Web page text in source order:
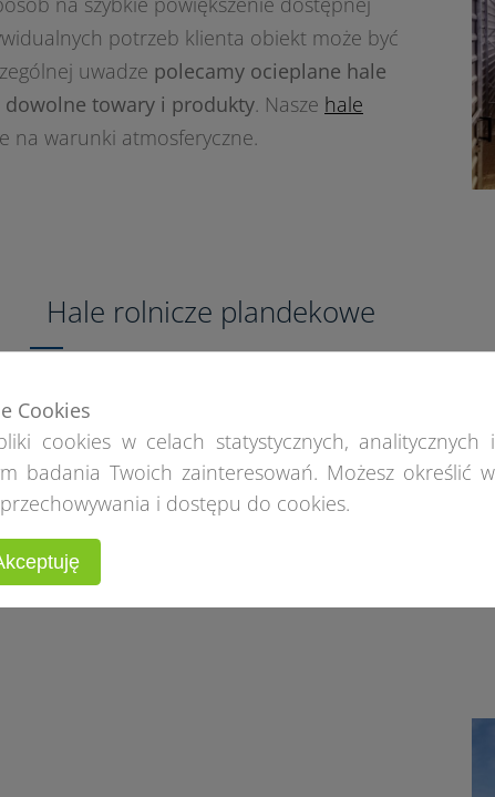
potrzeb klienta obiekt może być
uwadze polecamy ocieplane hale
dowolne towary i produkty. Nasze hale
na warunki atmosferyczne.
Hale rolnicze plandekowe
Plandekowe
są uniwersalnym
gospodarstwie. Dopasowane do indywidualnych
jako obiekty do przechowywania zboża, słomy
zwierząt hodowlanych. Wszystkim
rolnikom
zamontujemy we wskazanym przez Ciebie miejscu.
Cookies
cookies w celach statystycznych, analitycznych i
badania Twoich zainteresowań. Możesz określić w
i dostępu do cookies.